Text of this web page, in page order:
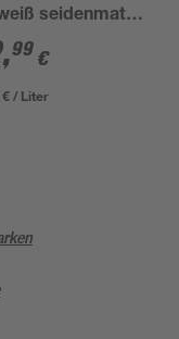
seidenmatt 2
,99 €
/ Liter